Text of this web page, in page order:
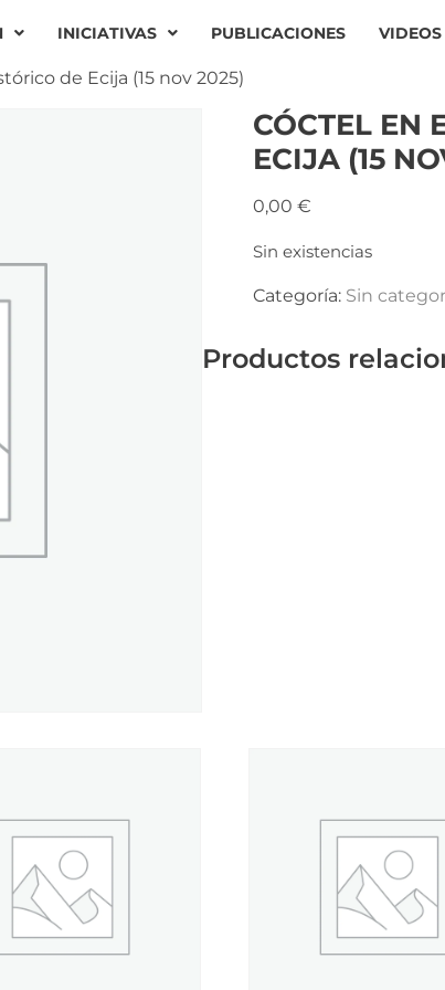
INICIATIVAS PUBLICACIONES VIDEOS
de Ecija (15 nov 2025)
CÓCTEL EN
ECIJA (15
0,00 €
Sin existencias
Categoría: Sin
Productos